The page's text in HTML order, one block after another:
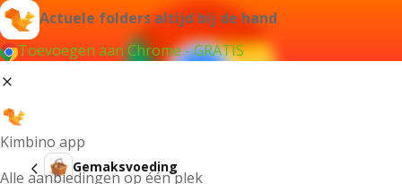
Actuele folders altijd bij de hand
Toevoegen aan Chrome - GRATIS
Kimbino app
Alle aanbiedingen op één plek
Gemaksvoeding